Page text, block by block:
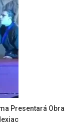
Presentará Obra